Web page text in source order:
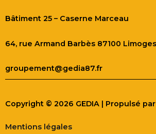
Bâtiment 25 – Caserne Marceau
64, rue Armand Barbès 87100 Limoges
groupement@gedia87.fr
Copyright © 2026 GEDIA | Propulsé par
Mentions légales